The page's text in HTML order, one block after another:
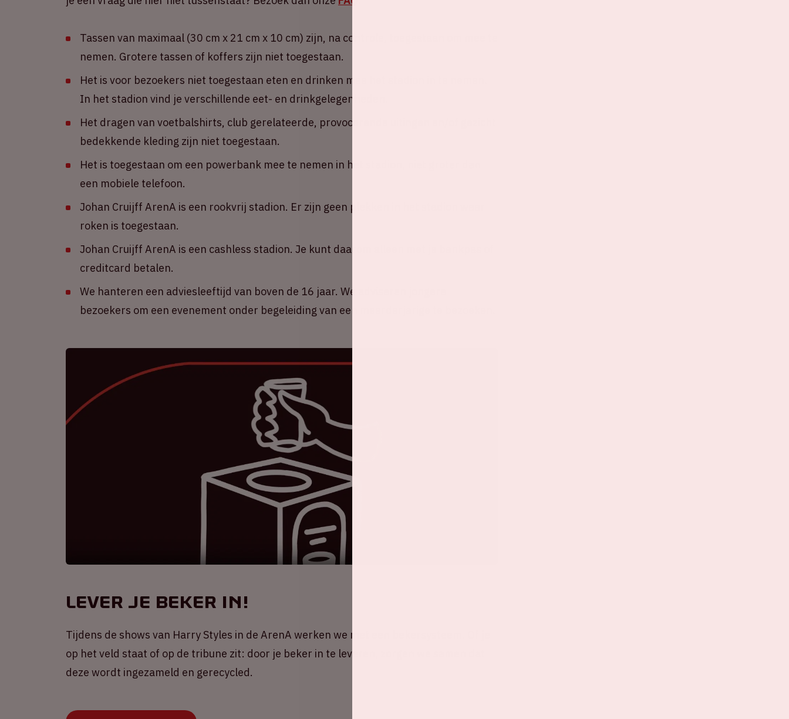
Tassen van maximaal (30 cm x 21 cm x 10 cm) zijn, na controle, toegestaan om mee te
nemen. Grotere tassen of koffers zijn niet toegestaan.
Het is voor bezoekers niet toegestaan eten en drinken mee het stadion in te nemen.
In het stadion vind je verschillende eet- en drinkgelegenheden.
Het dragen van voetbalshirts, club gerelateerde, provocerende uitingen en/of gezicht
bedekkende kleding zijn niet toegestaan.
Het is toegestaan om een powerbank mee te nemen in het stadion, niet groter dan
een mobiele telefoon.
Johan Cruijff ArenA is een rookvrij stadion. Er zijn geen plekken in het stadion waar
roken is toegestaan.
Johan Cruijff ArenA is een cashless stadion. Je kunt daarom alleen met je bankpas of
creditcard betalen.
We hanteren een adviesleeftijd van boven de 16 jaar. We adviseren jongere
bezoekers om een evenement onder begeleiding van een meerderjarige te bezoeken.
Lever je beker in!
Tijdens de shows van Harry Styles in de ArenA werken we met een bekersysteem. Of je
op het veld staat of op de tribune zit: door je beker in te leveren, zorgen we samen dat
deze wordt ingezameld en gerecycled.